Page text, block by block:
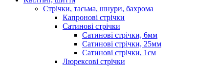
Стрічки, тасьма, шнури, бахрома
Капронові стрічки
Сатинові стрічки
Сатинові стрічки, 6мм
Сатинові стрічки, 25мм
Сатинові стрічки, 1см
Люрексові стрічки